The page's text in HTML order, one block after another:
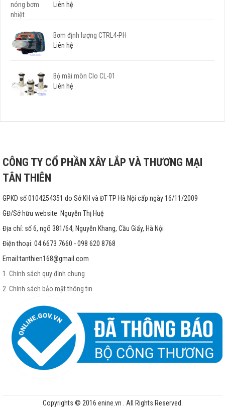
Liên hệ
Bơm định lượng CTRL4-PH
Liên hệ
Bộ mài mòn Clo CL-01
Liên hệ
CÔNG TY CỔ PHẦN XÂY LẮP VÀ THƯƠNG MẠI
TÂN THIÊN
GPKD số 0104254351 do Sở KH và ĐT TP Hà Nội cấp ngày 16/11/2009
GĐ/Sở hữu website: Nguyễn Thị Huệ
Địa chỉ: số 6, ngõ 381/64, Nguyễn Khang, Cầu Giấy, Hà Nội
Điện thoại: 04 6673 7660 - 098 620 8768
Email:tanthien168@gmail.com
1. Chính sách quy định chung
2. Chính sách bảo mật thông tin
Copyrights © 2016 enine.vn . All Rights Reserved.